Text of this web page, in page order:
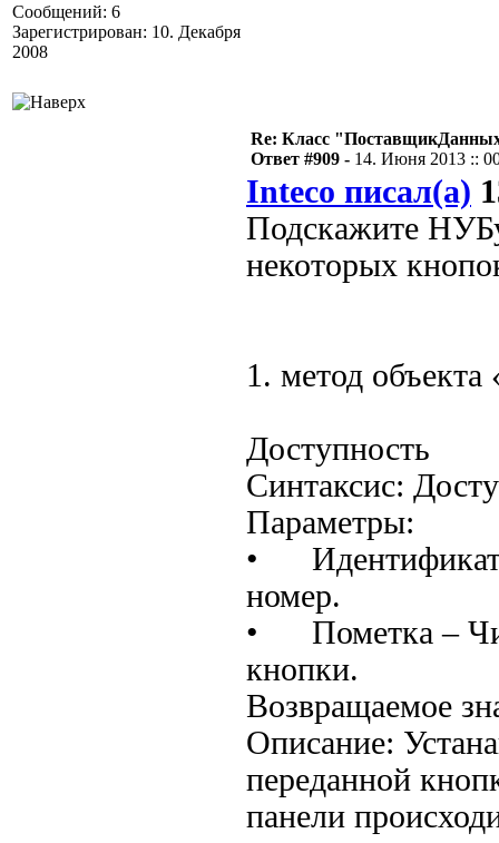
Сообщений: 6
Зарегистрирован: 10. Декабря
2008
Re: Класс
Ответ #909 - 14. Июня 2013 ::
Inteco писал(а)
Подскажите
некоторых
1. метод
Доступность
Синтаксис:
Параметры:
•
номер.
• Пометка –
кнопки.
Возвращаемое
Описание:
переданной
панели